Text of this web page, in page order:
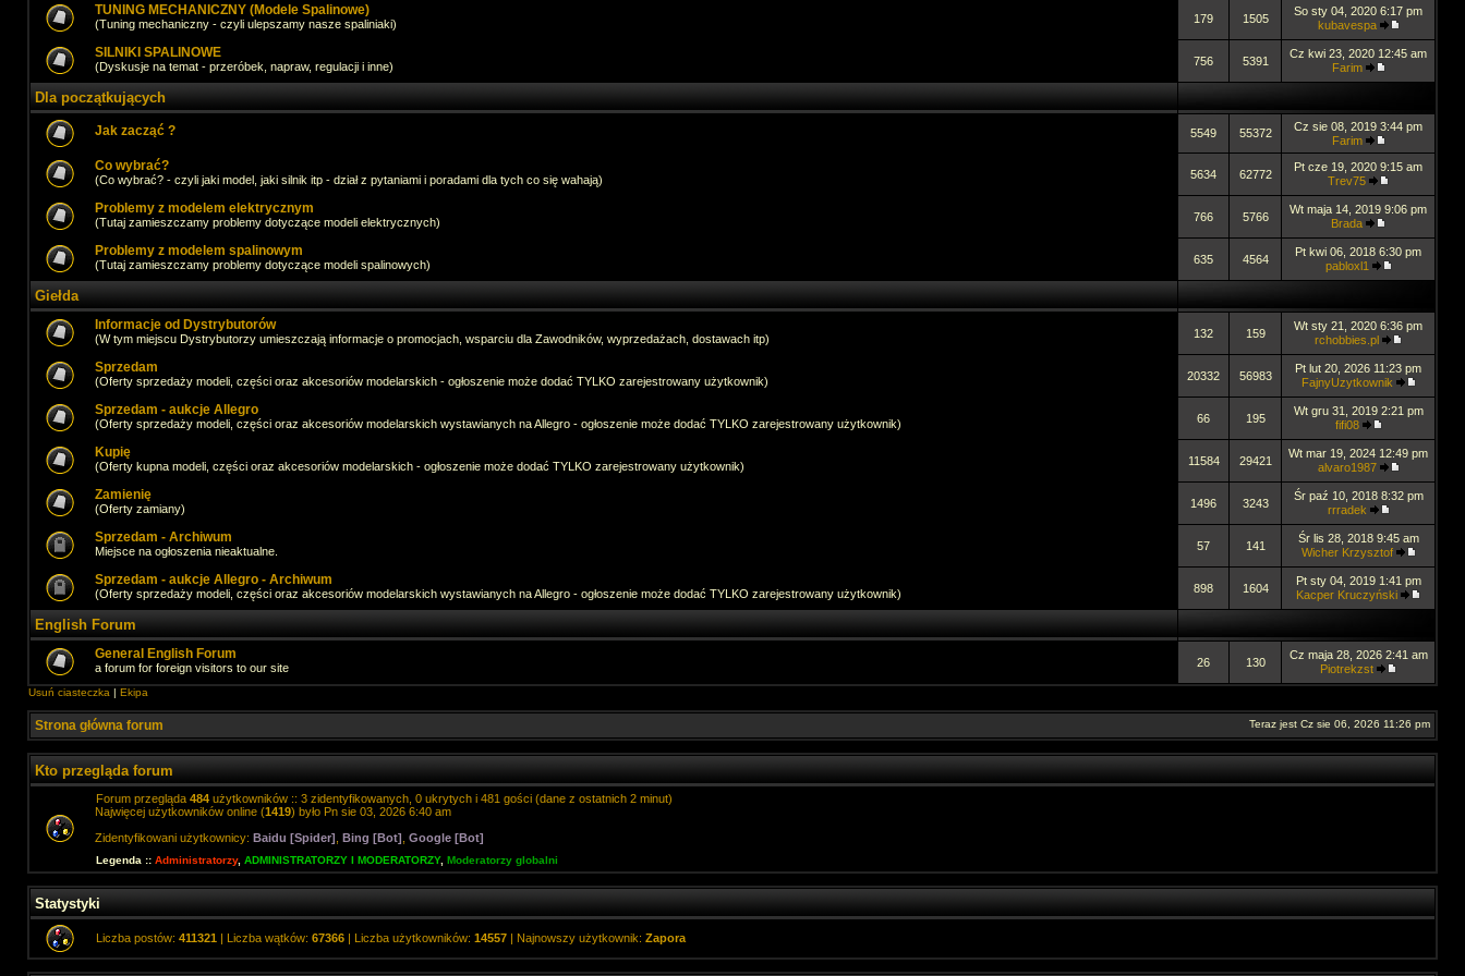
TUNING MECHANICZNY (Modele Spalinowe)
(Tuning mechaniczny - czyli ulepszamy nasze spaliniaki) 179 1505
So sty 04, 2020 6:17 pm
kubavespa
SILNIKI SPALINOWE
(Dyskusje na temat - przeróbek, napraw, regulacji i inne) 756 5391
Cz kwi 23, 2020 12:45 am
Farim
Dla początkujących
Jak zacząć ? 5549 55372
Cz sie 08, 2019 3:44 pm
Farim
Co wybrać?
(Co wybrać? - czyli jaki model, jaki silnik itp - dział z pytaniami i poradami dla tych co się wahają) 5634 62772
Pt cze 19, 2020 9:15 am
Trev75
Problemy z modelem elektrycznym
(Tutaj zamieszczamy problemy dotyczące modeli elektrycznych) 766 5766
Wt maja 14, 2019 9:06 pm
Brada
Problemy z modelem spalinowym
(Tutaj zamieszczamy problemy dotyczące modeli spalinowych) 635 4564
Pt kwi 06, 2018 6:30 pm
pabloxl1
Giełda
Informacje od Dystrybutorów
(W tym miejscu Dystrybutorzy umieszczają informacje o promocjach, wsparciu dla Zawodników, wyprzedażach, dostawach itp) 132 159
Wt sty 21, 2020 6:36 pm
rchobbies.pl
Sprzedam
(Oferty sprzedaży modeli, części oraz akcesoriów modelarskich - ogłoszenie może dodać TYLKO zarejestrowany użytkownik) 20332 56983
Pt lut 20, 2026 11:23 pm
FajnyUzytkownik
Sprzedam - aukcje Allegro
(Oferty sprzedaży modeli, części oraz akcesoriów modelarskich wystawianych na Allegro - ogłoszenie może dodać TYLKO zarejestrowany użytkownik) 66 195
Wt gru 31, 2019 2:21 pm
fifi08
Kupię
(Oferty kupna modeli, części oraz akcesoriów modelarskich - ogłoszenie może dodać TYLKO zarejestrowany użytkownik) 11584 29421
Wt mar 19, 2024 12:49 pm
alvaro1987
Zamienię
(Oferty zamiany) 1496 3243
Śr paź 10, 2018 8:32 pm
rrradek
Sprzedam - Archiwum
Miejsce na ogłoszenia nieaktualne. 57 141
Śr lis 28, 2018 9:45 am
Wicher Krzysztof
Sprzedam - aukcje Allegro - Archiwum
(Oferty sprzedaży modeli, części oraz akcesoriów modelarskich wystawianych na Allegro - ogłoszenie może dodać TYLKO zarejestrowany użytkownik) 898 1604
Pt sty 04, 2019 1:41 pm
Kacper Kruczyński
English Forum
General English Forum
a forum for foreign visitors to our site 26 130
Cz maja 28, 2026 2:41 am
Piotrekzst
Usuń ciasteczka | Ekipa
Strona główna forum Teraz jest Cz sie 06, 2026 11:26 pm
Kto przegląda forum
Forum przegląda 484 użytkowników :: 3 zidentyfikowanych, 0 ukrytych i 481 gości (dane z ostatnich 2 minut)
Najwięcej użytkowników online (1419) było Pn sie 03, 2026 6:40 am
Zidentyfikowani użytkownicy: Baidu [Spider] Bing [Bot] Google [Bot]
Legenda :: Administratorzy, ADMINISTRATORZY I MODERATORZY, Moderatorzy globalni
Statystyki
Liczba postów: 411321 | Liczba wątków: 67366 | Liczba użytkowników: 14557 | Najnowszy użytkownik: Zapora